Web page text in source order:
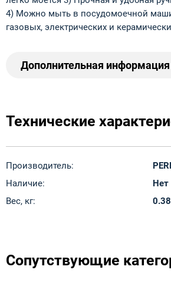
4) Можно мыть в посудомоечной
газовых, электрических и
Дополнительная информация
Технические
Производитель:
Наличие:
Нет
Вес, кг:
0.38
Сопутствующие